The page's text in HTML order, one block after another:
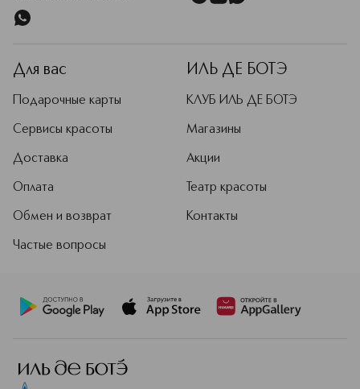
Для вас
Подарочные карты
Сервисы красоты
Доставка
Оплата
Обмен и возврат
Частые вопросы
ИЛЬ ДЕ БОТЭ
КЛУБ ИЛЬ ДЕ БОТЭ
Магазины
Акции
Театр красоты
Контакты